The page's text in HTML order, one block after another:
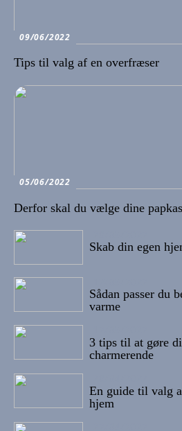
09/06/2022
Tips til valg af en overfræser
05/06/2022
Derfor skal du vælge dine
Skab din egen
Sådan passer du
varme
3 tips til at gøre
charmerende
En guide til valg
hjem